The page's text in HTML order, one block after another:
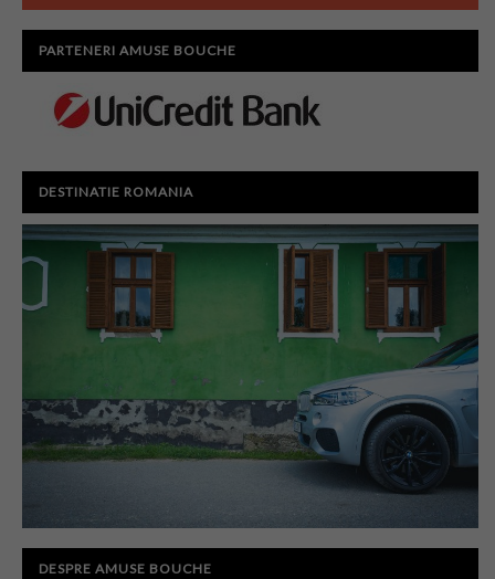
PARTENERI AMUSE BOUCHE
DESTINATIE ROMANIA
DESPRE AMUSE BOUCHE